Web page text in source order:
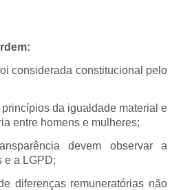
considerada constitucional pelo
da igualdade material e
entre homens e mulheres;
devem observar a
e a LGPD;
diferenças remuneratórias não